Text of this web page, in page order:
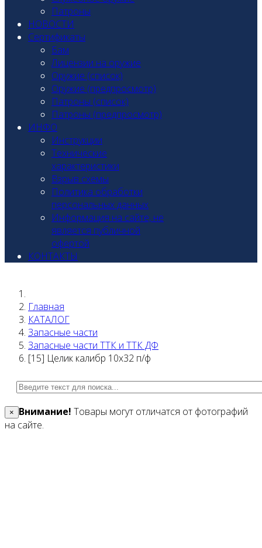
Патроны
НОВОСТИ
Сертификаты
Бам
Лицензии на оружие
Оружие (список)
Оружие (предпросмотр)
Патроны (список)
Патроны (предпросмотр)
ИНФО
Инструкции
Технические
характеристики
Взрыв схемы
Политика обработки
персональных данных
Информация на сайте, не
является публичной
офертой
КОНТАКТЫ
Главная
КАТАЛОГ
Запасные части
Запасные части ТТК и ТТК ДФ
[15] Целик калибр 10х32 п/ф
× Внимание! Товары могут отличатся от фотографий
на сайте.